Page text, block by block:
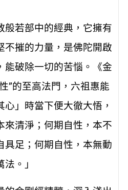
般若部中的經典，它擁有
不摧的力量，是佛陀開啟
能破除一切的苦惱。《金
”的至高法門，六祖惠能
」時當下便大徹大悟，
來清淨；何期自性，本不
具足；何期自性，本無動
。」